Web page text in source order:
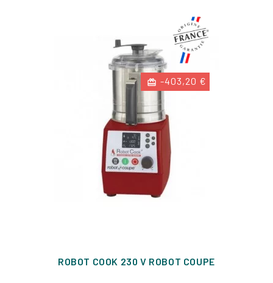
-403,20 €
ROBOT COOK 230 V ROBOT COUPE